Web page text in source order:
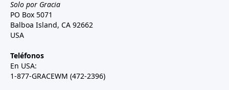
Solo por Gracia
PO Box 5071
Balboa Island, CA 92662
USA
Teléfonos
En USA:
1-877-GRACEWM (472-2396)